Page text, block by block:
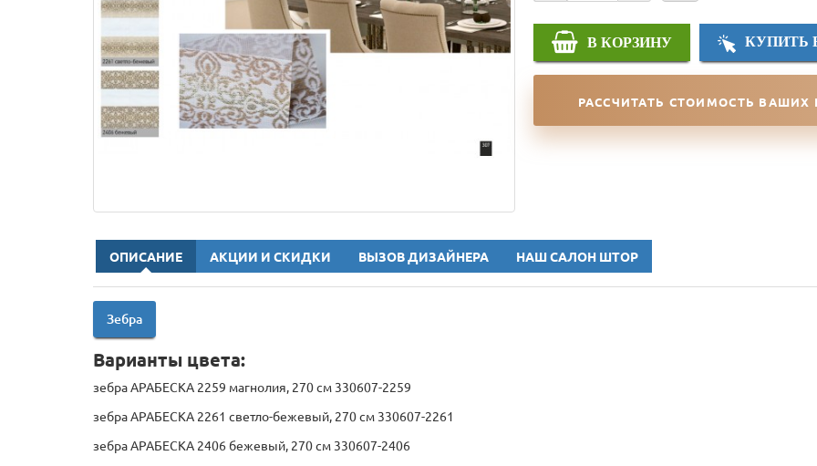
В КОРЗИНУ КУПИТЬ
РАССЧИТАТЬ СТОИМОСТЬ ВАШИХ
ОПИСАНИЕ АКЦИИ И СКИДКИ ВЫЗОВ ДИЗАЙНЕРА НАШ САЛОН ШТОР
Зебра
Варианты цвета:
зебра АРАБЕСКА 2259 магнолия, 270 см 330607-2259
зебра АРАБЕСКА 2261 светло-бежевый, 270 см 330607-2261
зебра АРАБЕСКА 2406 бежевый, 270 см 330607-2406